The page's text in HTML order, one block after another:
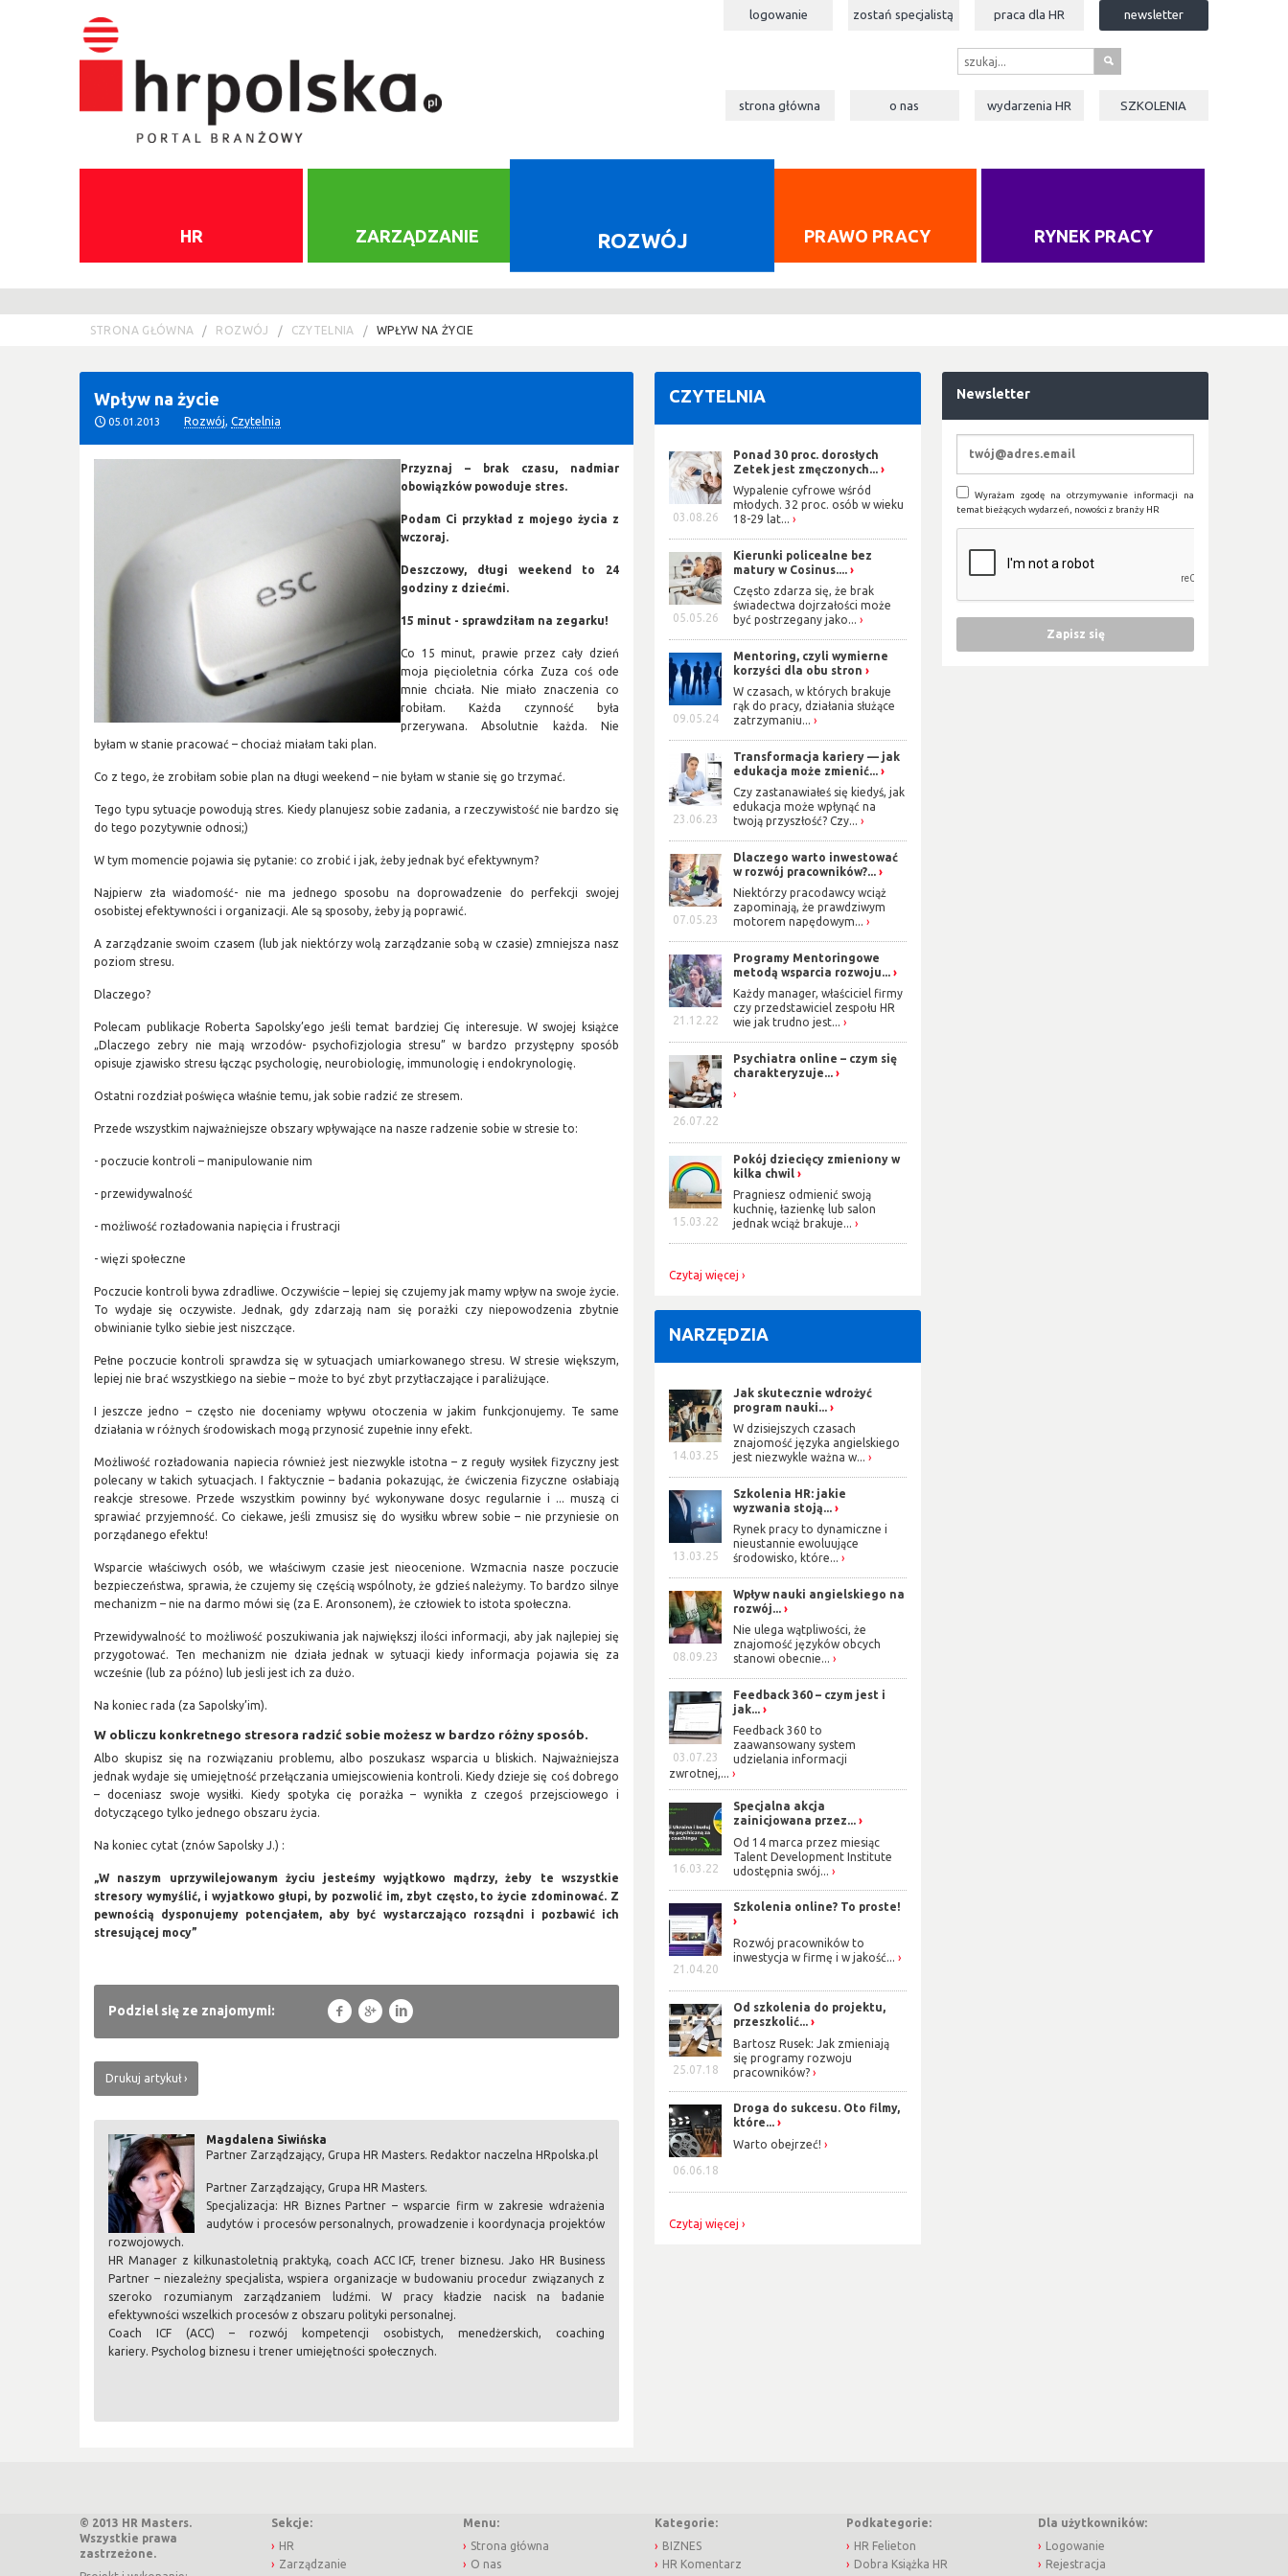
logowanie zostań specjalistą praca dla HR newsletter
s
strona główna o nas wydarzenia HR SZKOLENIA
HR ZARZĄDZANIE ROZWÓJ PRAWO PRACY RYNEK PRACY
STRONA GŁÓWNA ROZWÓJ CZYTELNIA WPŁYW NA ŻYCIE
Wpływ na życie
05.01.2013 Rozwój ,Czytelnia
Przyznaj – brak czasu, nadmiar
obowiązków powoduje stres.
Podam Ci przykład z mojego życia z
wczoraj.
Deszczowy, długi weekend to 24
godziny z dziećmi.
15 minut - sprawdziłam na zegarku!
Co 15 minut, prawie przez cały dzień
moja pięcioletnia córka Zuza coś ode
mnie chciała. Nie miało znaczenia co
robiłam. Każda czynność była
przerywana. Absolutnie każda. Nie
byłam w stanie pracować – chociaż miałam taki plan.
Co z tego, że zrobiłam sobie plan na długi weekend – nie byłam w stanie się go trzymać.
Tego typu sytuacje powodują stres. Kiedy planujesz sobie zadania, a rzeczywistość nie bardzo się
do tego pozytywnie odnosi;)
W tym momencie pojawia się pytanie: co zrobić i jak, żeby jednak być efektywnym?
Najpierw zła wiadomość- nie ma jednego sposobu na doprowadzenie do perfekcji swojej
osobistej efektywności i organizacji. Ale są sposoby, żeby ją poprawić.
A zarządzanie swoim czasem (lub jak niektórzy wolą zarządzanie sobą w czasie) zmniejsza nasz
poziom stresu.
Dlaczego?
Polecam publikacje Roberta Sapolsky’ego jeśli temat bardziej Cię interesuje. W swojej książce
„Dlaczego zebry nie mają wrzodów- psychofizjologia stresu” w bardzo przystępny sposób
opisuje zjawisko stresu łącząc psychologię, neurobiologię, immunologię i endokrynologię.
Ostatni rozdział poświęca właśnie temu, jak sobie radzić ze stresem.
Przede wszystkim najważniejsze obszary wpływające na nasze radzenie sobie w stresie to:
- poczucie kontroli – manipulowanie nim
- przewidywalność
- możliwość rozładowania napięcia i frustracji
- więzi społeczne
Poczucie kontroli bywa zdradliwe. Oczywiście – lepiej się czujemy jak mamy wpływ na swoje życie.
To wydaje się oczywiste. Jednak, gdy zdarzają nam się porażki czy niepowodzenia zbytnie
obwinianie tylko siebie jest niszczące.
Pełne poczucie kontroli sprawdza się w sytuacjach umiarkowanego stresu. W stresie większym,
lepiej nie brać wszystkiego na siebie – może to być zbyt przytłaczające i paraliżujące.
I jeszcze jedno – często nie doceniamy wpływu otoczenia w jakim funkcjonujemy. Te same
działania w różnych środowiskach mogą przynosić zupełnie inny efekt.
Możliwość rozładowania napiecia również jest niezwykle istotna – z reguły wysiłek fizyczny jest
polecany w takich sytuacjach. I faktycznie – badania pokazując, że ćwiczenia fizyczne osłabiają
reakcje stresowe. Przede wszystkim powinny być wykonywane dosyc regularnie i ... muszą ci
sprawiać przyjemność. Co ciekawe, jeśli zmusisz się do wysiłku wbrew sobie – nie przyniesie on
porządanego efektu!
Wsparcie właściwych osób, we właściwym czasie jest nieocenione. Wzmacnia nasze poczucie
bezpieczeństwa, sprawia, że czujemy się częścią wspólnoty, że gdzieś należymy. To bardzo silnye
mechanizm – nie na darmo mówi się (za E. Aronsonem), że człowiek to istota społeczna.
Przewidywalność to możliwość poszukiwania jak największj ilości informacji, aby jak najlepiej się
przygotować. Ten mechanizm nie działa jednak w sytuacji kiedy informacja pojawia się za
wcześnie (lub za późno) lub jesli jest ich za dużo.
Na koniec rada (za Sapolsky’im).
W obliczu konkretnego stresora radzić sobie możesz w bardzo różny sposób.
Albo skupisz się na rozwiązaniu problemu, albo poszukasz wsparcia u bliskich. Najważniejsza
jednak wydaje się umiejętność przełączania umiejscowienia kontroli. Kiedy dzieje się coś dobrego
– doceniasz swoje wysiłki. Kiedy spotyka cię porażka – wynikła z czegoś przejsciowego i
dotyczącego tylko jednego obszaru życia.
Na koniec cytat (znów Sapolsky J.) :
„W naszym uprzywilejowanym życiu jesteśmy wyjątkowo mądrzy, żeby te wszystkie
stresory wymyślić, i wyjatkowo głupi, by pozwolić im, zbyt często, to życie zdominować. Z
pewnością dysponujemy potencjałem, aby być wystarczająco rozsądni i pozbawić ich
stresującej mocy”
Podziel się ze znajomymi: f g l
Drukuj artykuł
Magdalena Siwińska
Partner Zarządzający, Grupa HR Masters. Redaktor naczelna HRpolska.pl
Partner Zarządzający, Grupa HR Masters.
Specjalizacja: HR Biznes Partner – wsparcie firm w zakresie wdrażenia
audytów i procesów personalnych, prowadzenie i koordynacja projektów
rozwojowych.
HR Manager z kilkunastoletnią praktyką, coach ACC ICF, trener biznesu. Jako HR Business
Partner – niezależny specjalista, wspiera organizacje w budowaniu procedur związanych z
szeroko rozumianym zarządzaniem ludźmi. W pracy kładzie nacisk na badanie
efektywności wszelkich procesów z obszaru polityki personalnej.
Coach ICF (ACC) – rozwój kompetencji osobistych, menedżerskich, coaching
kariery. Psycholog biznesu i trener umiejętności społecznych.
CZYTELNIA
03.08.26
Ponad 30 proc. dorosłych
Zetek jest zmęczonych...
Wypalenie cyfrowe wśród
młodych. 32 proc. osób w wieku
18-29 lat...
05.05.26
Kierunki policealne bez
matury w Cosinus....
Często zdarza się, że brak
świadectwa dojrzałości może
być postrzegany jako...
09.05.24
Mentoring, czyli wymierne
korzyści dla obu stron
W czasach, w których brakuje
rąk do pracy, działania służące
zatrzymaniu...
23.06.23
Transformacja kariery — jak
edukacja może zmienić...
Czy zastanawiałeś się kiedyś, jak
edukacja może wpłynąć na
twoją przyszłość? Czy...
07.05.23
Dlaczego warto inwestować
w rozwój pracowników?...
Niektórzy pracodawcy wciąż
zapominają, że prawdziwym
motorem napędowym...
21.12.22
Programy Mentoringowe
metodą wsparcia rozwoju...
Każdy manager, właściciel firmy
czy przedstawiciel zespołu HR
wie jak trudno jest...
26.07.22
Psychiatra online – czym się
charakteryzuje...
15.03.22
Pokój dziecięcy zmieniony w
kilka chwil
Pragniesz odmienić swoją
kuchnię, łazienkę lub salon
jednak wciąż brakuje...
Czytaj więcej
NARZĘDZIA
14.03.25
Jak skutecznie wdrożyć
program nauki...
W dzisiejszych czasach
znajomość języka angielskiego
jest niezwykle ważna w...
13.03.25
Szkolenia HR: jakie
wyzwania stoją...
Rynek pracy to dynamiczne i
nieustannie ewoluujące
środowisko, które...
08.09.23
Wpływ nauki angielskiego na
rozwój...
Nie ulega wątpliwości, że
znajomość języków obcych
stanowi obecnie...
03.07.23
Feedback 360 – czym jest i
jak...
Feedback 360 to
zaawansowany system
udzielania informacji
zwrotnej,...
16.03.22
Specjalna akcja
zainicjowana przez...
Od 14 marca przez miesiąc
Talent Development Institute
udostępnia swój...
21.04.20
Szkolenia online? To proste!
Rozwój pracowników to
inwestycja w firmę i w jakość...
25.07.18
Od szkolenia do projektu,
przeszkolić...
Bartosz Rusek: Jak zmieniają
się programy rozwoju
pracowników?
06.06.18
Droga do sukcesu. Oto filmy,
które...
Warto obejrzeć!
Czytaj więcej
Newsletter
Wyrażam zgodę na otrzymywanie informacji na
temat bieżących wydarzeń, nowości z branży HR
© 2013 HR Masters.
Wszystkie prawa
zastrzeżone.
Sekcje:
HR
Zarządzanie
Menu:
Strona główna
O nas
Kategorie:
BIZNES
HR Komentarz
Podkategorie:
HR Felieton
Dobra Książka HR
Dla użytkowników:
Logowanie
Rejestracja